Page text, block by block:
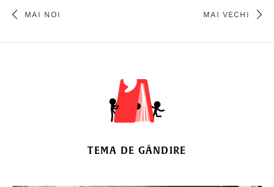
MAI NOI MAI VECHI
TEMA DE GÂNDIRE